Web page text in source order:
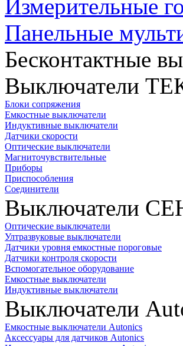
Измерительные
Панельные
Бесконтактные
Выключатели
Блоки сопряжения
Емкостные выключатели
Индуктивные выключатели
Датчики скорости
Оптические выключатели
Магниточувствительные
Приборы
Приспособления
Соединители
Выключатели
Оптические выключатели
Ултразвуковые выключатели
Датчики уровня емкостные пороговые
Датчики контроля скорости
Вспомогательное оборудование
Емкостные выключатели
Индуктивные выключатели
Выключатели
Емкостные выключатели Autonics
Аксессуары для датчиков Autonics